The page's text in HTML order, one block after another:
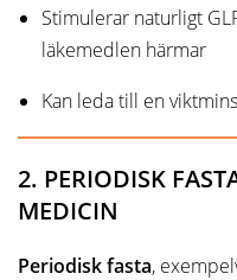
Stimulerar naturligt
läkemedlen härmar
Kan leda till en
2. PERIODISK
MEDICIN
Periodisk fasta,